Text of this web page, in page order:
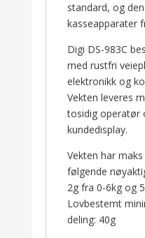
standard, og
kasseapparater
Digi DS-983C
med rustfri
elektronikk og
Vekten leveres
tosidig operatør
kundedisplay.
Vekten har
følgende
2g fra 0-6kg og
Lovbestemt
deling: 40g